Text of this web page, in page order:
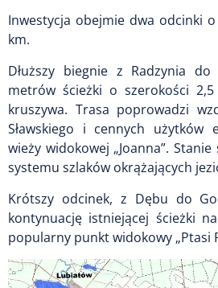
Inwestycja obejmie dwa odcinki o
km.
Dłuższy biegnie z Radzynia
metrów ścieżki o szerokości
kruszywa. Trasa poprowadzi
Sławskiego i cennych użytków
wieży widokowej „Joanna”.
systemu szlaków okrążających
Krótszy odcinek, z Dębu do
kontynuację istniejącej ścieżki
popularny punkt widokowy „Ptasi